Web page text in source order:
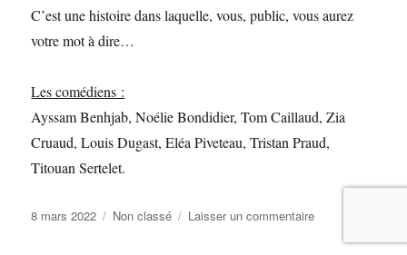
C’est une histoire dans laquelle, vous, public, vous aurez
votre mot à dire…
Les comédiens :
Ayssam Benhjab, Noélie Bondidier, Tom Caillaud, Zia
Cruaud, Louis Dugast, Eléa Piveteau, Tristan Praud,
Titouan Sertelet.
Publié
8 mars 2022 Catégories
Non classé Laisser un commentairesur